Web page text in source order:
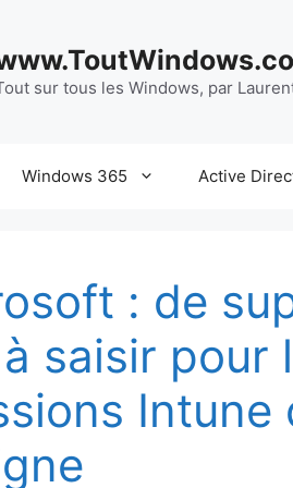
sur tous les Windows, par
Windows 365 Active
: de
saisir pour